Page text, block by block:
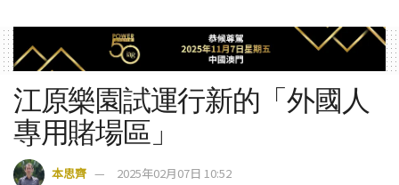
江原樂園試運行新的「外國人
專用賭場區」
本思齊 2025年02月07日 10:52